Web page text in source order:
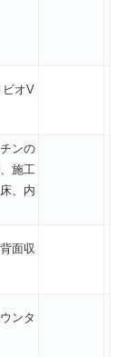
ビオV
ンの
施工
、内
面収
ンタ